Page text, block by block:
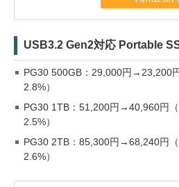
USB3.2 Gen2対応 Portable
PG30 500GB：29,000円→23,200
2.8%）
PG30 1TB：51,200円→40,960円
2.5%）
PG30 2TB：85,300円→68,240円
2.6%）